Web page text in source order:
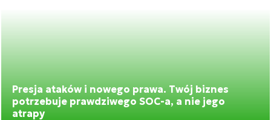
Presja ataków i nowego prawa. Twój biznes
potrzebuje prawdziwego SOC-a, a nie jego
atrapy